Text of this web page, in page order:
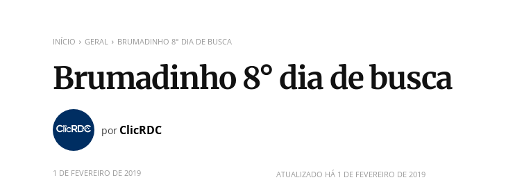
INÍCIO GERAL BRUMADINHO 8° DIA DE BUSCA
Brumadinho 8° dia de busca
por ClicRDC
1 DE FEVEREIRO DE 2019 ATUALIZADO HÁ 1 DE FEVEREIRO DE 2019